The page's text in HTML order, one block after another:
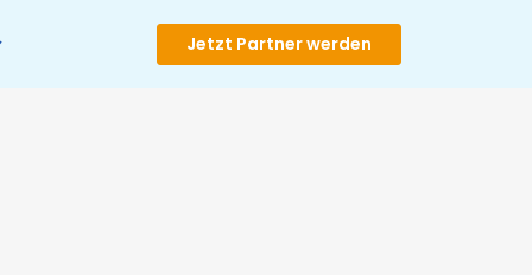
Jetzt Partner werden